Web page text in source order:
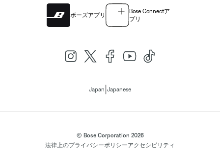
ボーズアプリ
Bose Connectア
プリ
Japan Japanese
© Bose Corporation 2026
法律上のプライバシーポリシーアクセシビリティ